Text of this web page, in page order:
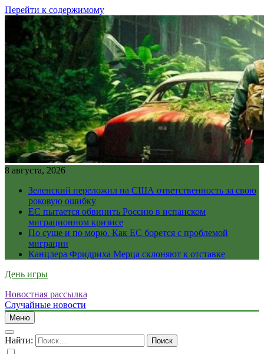
Перейти к содержимому
8 августа, 2026
Зеленский переложил на США ответственность за свою
роковую ошибку
ЕС пытается обвинить Россию в испанском
миграционном кризисе
По суше и по морю. Как ЕС борется с проблемой
миграции
Канцлера Фридриха Мерца склоняют к отставке
День игры
Новостная рассылка
Случайные новости
Меню
Найти: